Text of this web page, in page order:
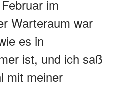
im
Warteraum war
es in
ist, und ich saß
mit meiner